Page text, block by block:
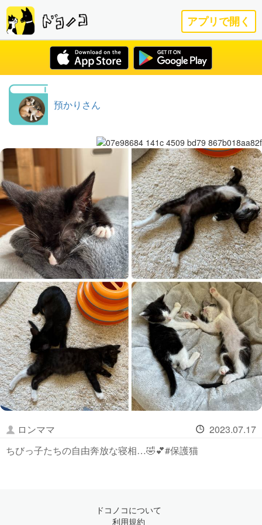
アプリで開く
預かりさん
ロンママ
2023.07.17
ちびっ子たちの自由奔放な寝相…🤣💕#保護猫
ドコノコについて
利用規約